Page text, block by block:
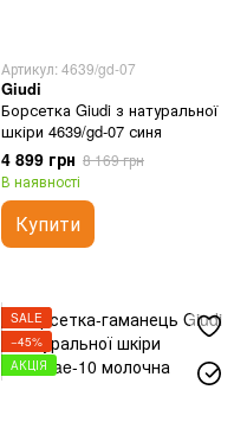
Артикул: 4639/gd-07
Giudi
Борсетка Giudi з натуральної
шкіри 4639/gd-07 синя
4 899 грн 8 169 грн
В наявності
Купити
SALE
−45%
АКЦІЯ